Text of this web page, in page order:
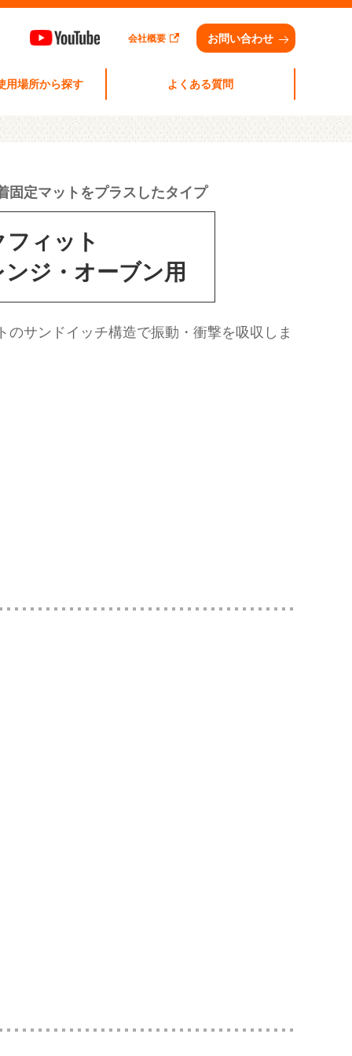
会社概要 お問い合わせ
用場所から探す よくある質問
固定マットをプラスしたタイプ
ィット
ジ・オーブン用
のサンドイッチ構造で振動・衝撃を吸収しま